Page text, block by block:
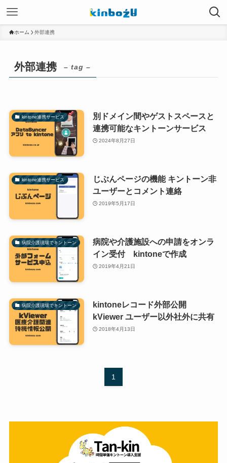
ホーム 外部連携
外部連携 – tag –
kintone連携サービス
別ドメイン間やゲストスペースと
連携可能なキントーンサービス
2024年8月27日
kintone連携サービス
じぶんページの機能 キントーン非
ユーザーとコメント連絡
2019年5月17日
病院介護現場でキントーン
病院や介護施設への申請をオンラ
イン受付 kintoneで作成
2019年4月21日
病院介護現場でキントーン
kintoneレコード外部公開
kViewer ユーザー以外社外に共有
2018年4月13日
1